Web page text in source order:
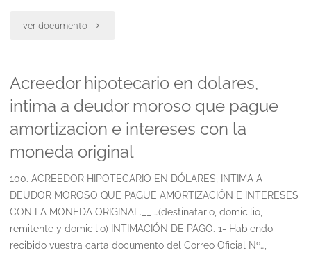
ver documento "Amparo
por
discapacidad
de
menor"
Acreedor hipotecario en dolares,
intima a deudor moroso que pague
amortizacion e intereses con la
moneda original
100. ACREEDOR HIPOTECARIO EN DÓLARES, INTIMA A
DEUDOR MOROSO QUE PAGUE AMORTIZACIÓN E INTERESES
CON LA MONEDA ORIGINAL.__ …(destinatario, domicilio,
remitente y domicilio) INTIMACIÓN DE PAGO. 1- Habiendo
recibido vuestra carta documento del Correo Oficial Nº…,